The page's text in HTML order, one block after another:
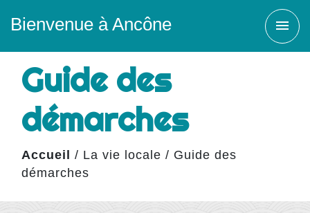
Bienvenue à Ancône menu
Guide des
démarches
Accueil / La vie locale / Guide des
démarches